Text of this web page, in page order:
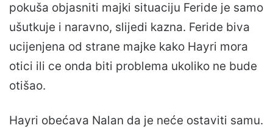
pokuša objasniti majki situaciju Feride je samo
ušutkuje i naravno, slijedi kazna. Feride biva
ucijenjena od strane majke kako Hayri mora
otici ili ce onda biti problema ukoliko ne bude
otišao.
Hayri obećava Nalan da je neće ostaviti samu.